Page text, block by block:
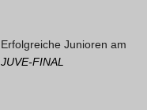
Erfolgreiche Junioren am
JUVE-FINAL